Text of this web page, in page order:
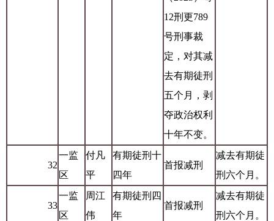
12刑更789
号刑事裁
定，对其减
去有期徒刑
五个月，剥
夺政治权利
十年不变。
32
一监
区
付凡
平
有期徒刑十
四年
首报减刑
减去有期徒
刑六个月。
33
一监
区
周江
伟
有期徒刑四
年
首报减刑
减去有期徒
刑六个月。